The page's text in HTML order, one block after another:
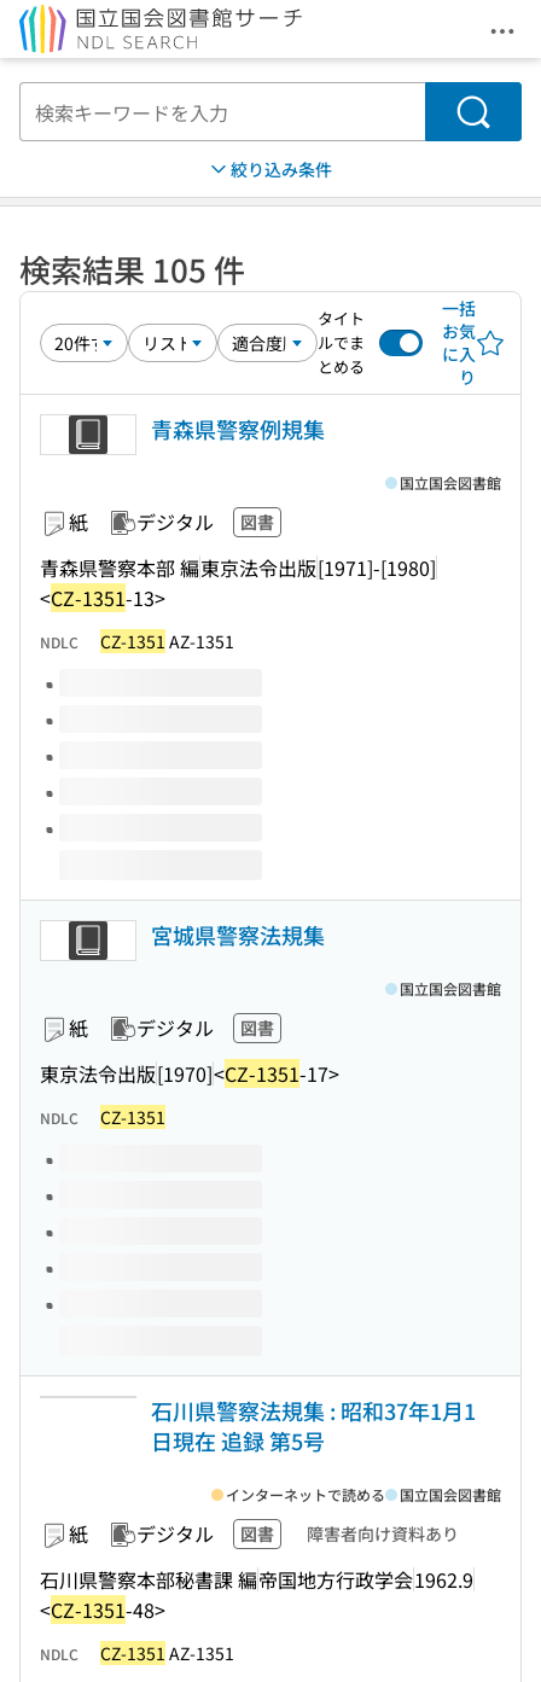
メ
検索
絞り込み条件
検索結果 105 件
タイト
ルでま
とめる
一括
お気
に入
り
青森県警察例規集
紙 デジタル 図書
青森県警察本部 編東京法令出版[1971]-[1980]
<CZ-1351-13>
国立国会図書館
NDLC CZ-1351 AZ-1351
このタイトルの巻号
宮城県警察法規集
紙 デジタル 図書
東京法令出版[1970]<CZ-1351-17>
国立国会図書館
NDLC CZ-1351
このタイトルの巻号
石川県警察法規集 : 昭和37年1月1
日現在 追録 第5号
紙 デジタル 図書 障害者向け資料あり
石川県警察本部秘書課 編帝国地方行政学会1962.9
<CZ-1351-48>
インターネットで読める 国立国会図書館
NDLC CZ-1351 AZ-1351